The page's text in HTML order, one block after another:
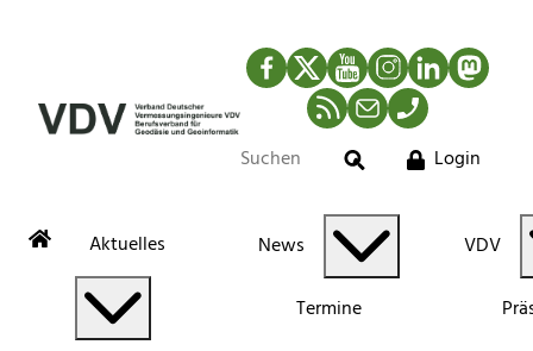
Facebook
TwitterYouTubeInstagram
LinkedIn
RSS-Newsfeed
MailTelefon
Suche
Login
Aktuelles News
Termine
VDV